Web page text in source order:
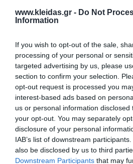
www.kleidas.gr - Do Not
Information
If you wish to opt-out of the sale,
processing of your personal or
targeted advertising by us, please
section to confirm your selection.
opt-out request is processed you
interest-based ads based on
us or personal information
your opt-out. You may separately
disclosure of your personal
IAB’s list of downstream
also be disclosed by us to third
Downstream Participants that may
ηγείται στον σχεδιασμό
ιδρυτής της,Lionel Crockett,
δημιουργώντας το πρώτο
συνεργαζόμενος στενά με
κατανοήσει πλήρως τις ανάγκες
με σωματικές αναπηρίες.
προσέγγιση οδήγησε στην
ολοκληρωμένης σειράς
που ενισχύουν την
Σήμερα, υπό τη διοίκηση της
εταιρεία συνεχίζει να
ευρύ φάσμα προϊόντων
Ειδικά Εκπαιδευτικά
δυσπραξία ή περιορισμένο